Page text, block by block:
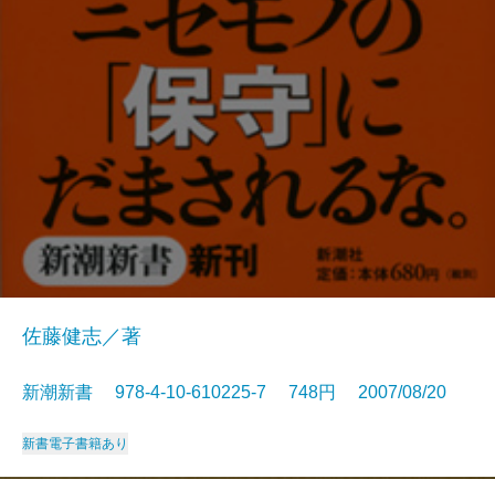
佐藤健志／著
新潮新書 978-4-10-610225-7 748円 2007/08/20
新書電子書籍あり